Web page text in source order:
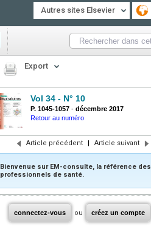
Autres sites Elsevier
Export
Vol 34 - N° 10
P. 1045-1057 - décembre 2017
Retour au numéro
Article précédent | Article suivant
Bienvenue sur EM-consulte, la référence des
professionnels de santé.
connectez-vous ou créez un compte